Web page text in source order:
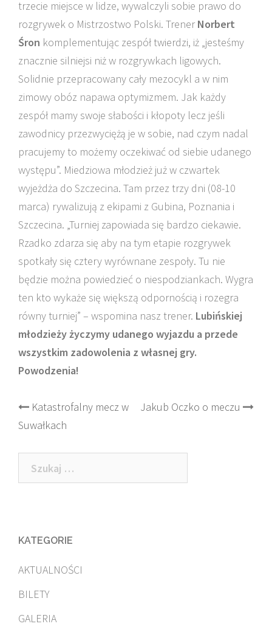
trzecie miejsce w lidze, wywalczyli sobie prawo do
rozgrywek o Mistrzostwo Polski. TrenerNorbert
Śron komplementując zespół twierdzi, iż „jesteśmy
znacznie silniejsi niż w rozgrywkach ligowych.
Solidnie przepracowany cały mezocykl a w nim
zimowy obóz napawa optymizmem. Jak każdy
zespół mamy swoje słabości i kłopoty lecz jeśli
zawodnicy przezwyciężą je w sobie, nad czym nadal
pracujemy to możemy oczekiwać od siebie udanego
występu”. Miedziowa młodzież już w czwartek
wyjeżdża do Szczecina. Tam przez trzy dni (08-10
marca) rywalizują z ekipami z Gubina, Poznania i
Szczecina. „Turniej zapowiada się bardzo ciekawie.
Rzadko zdarza się aby na tym etapie rozgrywek
spotkały się cztery wyrównane zespoły. Tu nie
będzie można powiedzieć o niespodziankach. Wygra
ten kto wykaże się większą odpornością i rozegra
równy turniej” – wspomina nasz trener. Lubińskiej
młodzieży życzymy udanego wyjazdu a przede
wszystkim zadowolenia z własnej gry.
Powodzenia!
Post
navigation
Katastrofalny mecz w
Suwałkach
Jakub Oczko o meczu
Szukaj:
KATEGORIE
AKTUALNOŚCI
BILETY
GALERIA